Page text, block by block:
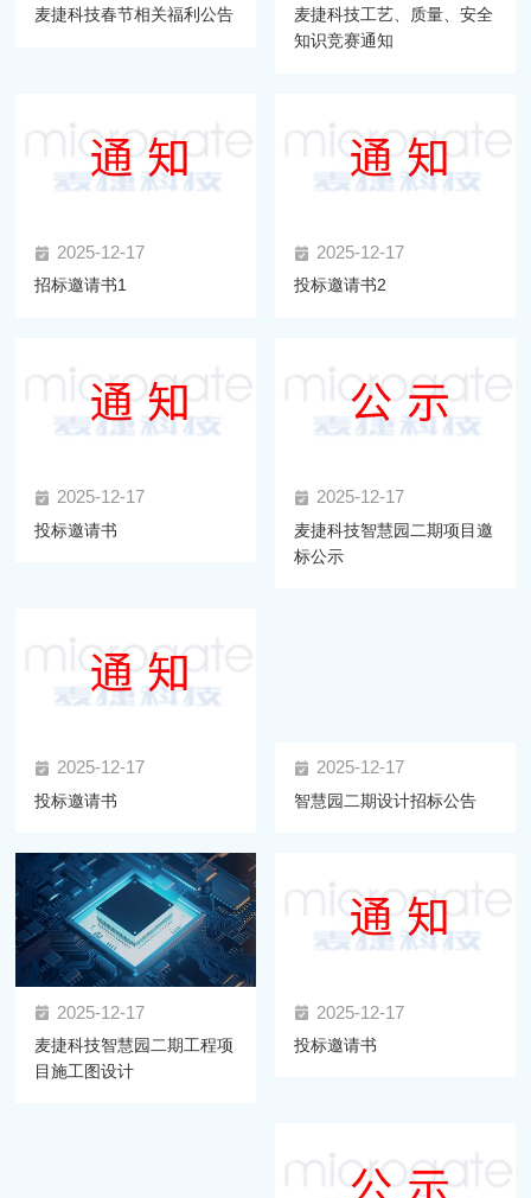
麦捷科技春节相关福利公告
麦捷科技工艺、质量、安全
知识竞赛通知
2025-12-17
招标邀请书1
2025-12-17
投标邀请书2
2025-12-17
投标邀请书
2025-12-17
麦捷科技智慧园二期项目邀
标公示
2025-12-17
投标邀请书
2025-12-17
智慧园二期设计招标公告
2025-12-17
麦捷科技智慧园二期工程项
目施工图设计
2025-12-17
投标邀请书